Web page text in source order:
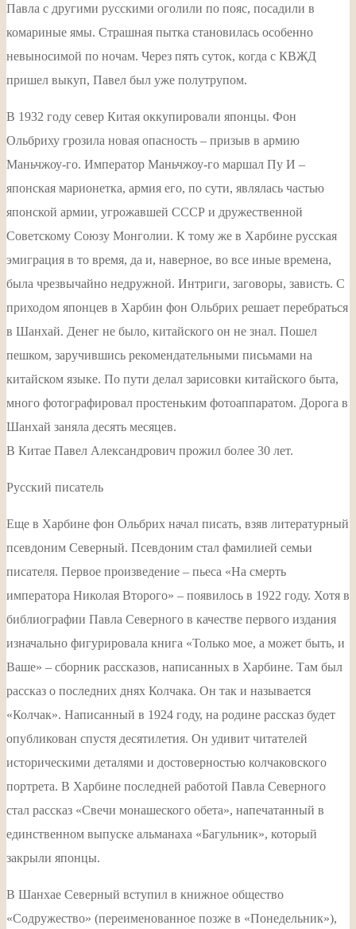
Павла с другими русскими оголили по пояс, посадили в
комариные ямы. Страшная пытка становилась особенно
невыносимой по ночам. Через пять суток, когда с КВЖД
пришел выкуп, Павел был уже полутрупом.
В 1932 году север Китая оккупировали японцы. Фон
Ольбриху грозила новая опасность – призыв в армию
Маньчжоу-го. Император Маньчжоу-го маршал Пу И –
японская марионетка, армия его, по сути, являлась частью
японской армии, угрожавшей СССР и дружественной
Советскому Союзу Монголии. К тому же в Харбине русская
эмиграция в то время, да и, наверное, во все иные времена,
была чрезвычайно недружной. Интриги, заговоры, зависть. С
приходом японцев в Харбин фон Ольбрих решает перебраться
в Шанхай. Денег не было, китайского он не знал. Пошел
пешком, заручившись рекомендательными письмами на
китайском языке. По пути делал зарисовки китайского быта,
много фотографировал простеньким фотоаппаратом. Дорога в
Шанхай заняла десять месяцев.
В Китае Павел Александрович прожил более 30 лет.
Русский писатель
Еще в Харбине фон Ольбрих начал писать, взяв литературный
псевдоним Северный. Псевдоним стал фамилией семьи
писателя. Первое произведение – пьеса «На смерть
императора Николая Второго» – появилось в 1922 году. Хотя в
библиографии Павла Северного в качестве первого издания
изначально фигурировала книга «Только мое, а может быть, и
Ваше» – сборник рассказов, написанных в Харбине. Там был
рассказ о последних днях Колчака. Он так и называется
«Колчак». Написанный в 1924 году, на родине рассказ будет
опубликован спустя десятилетия. Он удивит читателей
историческими деталями и достоверностью колчаковского
портрета. В Харбине последней работой Павла Северного
стал рассказ «Свечи монашеского обета», напечатанный в
единственном выпуске альманаха «Багульник», который
закрыли японцы.
В Шанхае Северный вступил в книжное общество
«Содружество» (переименованное позже в «Понедельник»),